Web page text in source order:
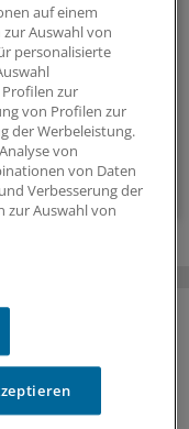
Mit Analysen,
die die Agenda
ist ein
auf einem
Auswahl von
personalisierte
zur
von Profilen zur
der Werbeleistung.
von
von Daten
Verbesserung der
zur Auswahl von